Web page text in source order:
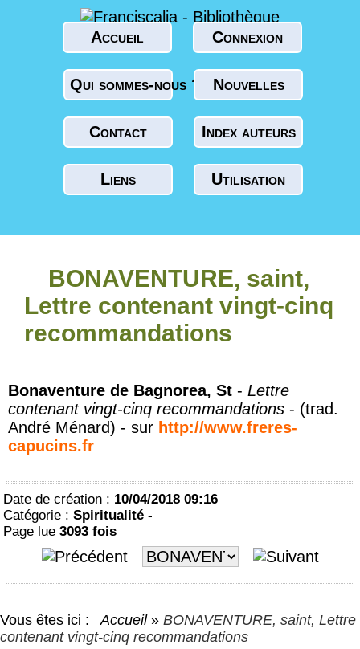
Accueil Connexion
Qui sommes-nous ? Nouvelles
Contact Index auteurs
Liens Utilisation
BONAVENTURE, saint,
Lettre contenant vingt-cinq
recommandations
Bonaventure de Bagnorea, St - Lettre
contenant vingt-cinq recommandations - (trad.
André Ménard) - sur http://www.freres-
capucins.fr
Date de création : 10/04/2018 09:16
Catégorie : Spiritualité -
Page lue 3093 fois
Vous êtes ici : Accueil » BONAVENTURE, saint, Lettre
contenant vingt-cinq recommandations